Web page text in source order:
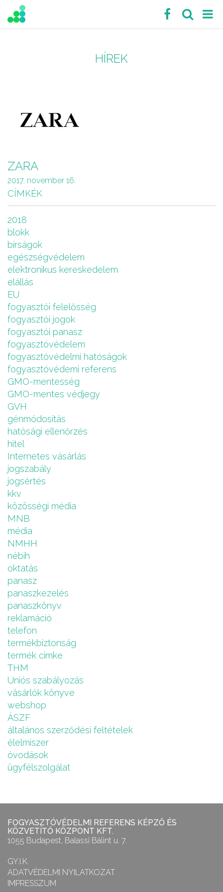
HÍREK
ZARA
2017. november 16.
CÍMKÉK
2018
blokk
bírságok
egészségvédelem
elektronikus kereskedelem
elállás
EU
fogyasztói felelősség
fogyasztói jogok
fogyasztói panasz
fogyasztóvédelem
fogyasztóvédelmi hatóságok
fogyasztóvédemi referens
GMO-mentesség
GMO-mentes védjegy
GVH
génmódosítás
hatósági ellenőrzés
hitel
Internetes vásárlás
jogszabály
jogsértés
kkv
közösségi média
MNB
média
NMHH
nébih
oktatás
panasz
panaszkezelés
panaszkönyv
reklamáció
telefon
termékbiztonság
termék cimke
THM
Uniós szabályozás
vásárlók könyve
webshop
ÁSZF
általános szerződési feltételek
élelmiszer
óvodások
ügyfélszolgálat
FOGYASZTÓVÉDELMI REFERENS KÉPZŐ ÉS
KÖZVETÍTŐ KÖZPONT KFT.
1055 Budapest, Balassi Bálint u. 7.
GY.I.K.
ADATVÉDELMI NYILATKOZAT
IMPRESSZUM